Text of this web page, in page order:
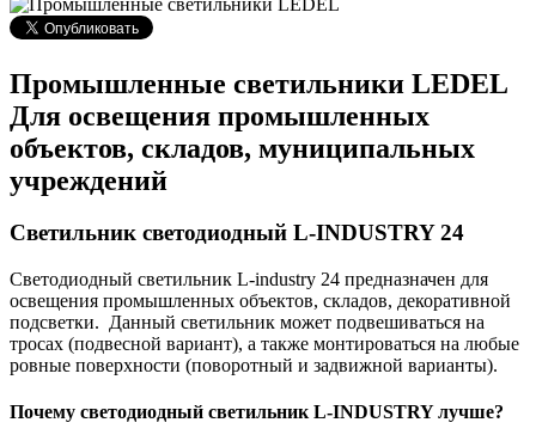
Промышленные светильники LEDEL
Для освещения промышленных
объектов, складов, муниципальных
учреждений
Светильник светодиодный L-INDUSTRY 24
Светодиодный светильник L-industry 24 предназначен для
освещения промышленных объектов, складов, декоративной
подсветки. Данный светильник может подвешиваться на
тросах (подвесной вариант), а также монтироваться на любые
ровные поверхности (поворотный и задвижной варианты).
Почему светодиодный светильник L-INDUSTRY лучше?